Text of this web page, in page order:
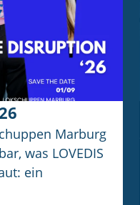
Marburg
was LOVEDIS
ein